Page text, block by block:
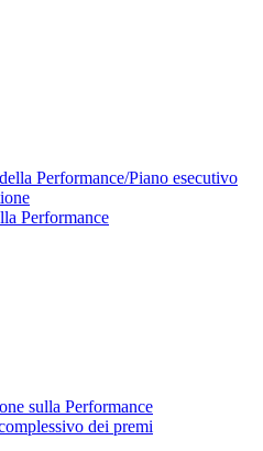
Performance/Piano esecutivo
Performance
sulla Performance
dei premi